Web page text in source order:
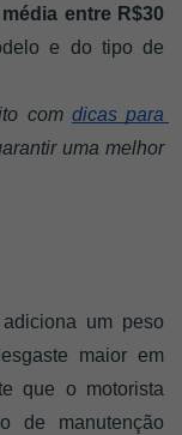
entre R$30
e do tipo de
com dicas para
uma melhor
um peso
maior em
que o motorista
de manutenção